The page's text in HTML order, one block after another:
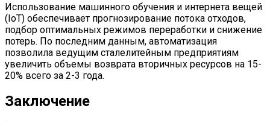
Использование машинного обучения и интернета вещей
(IoT) обеспечивает прогнозирование потока отходов,
подбор оптимальных режимов переработки и снижение
потерь. По последним данным, автоматизация
позволила ведущим сталелитейным предприятиям
увеличить объемы возврата вторичных ресурсов на 15-
20% всего за 2-3 года.
Заключение